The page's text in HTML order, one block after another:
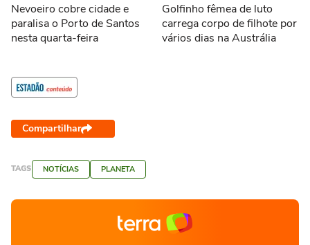
Nevoeiro cobre cidade e
paralisa o Porto de Santos
nesta quarta-feira
Golfinho fêmea de luto
carrega corpo de filhote por
vários dias na Austrália
Compartilhar
TAGS NOTÍCIAS PLANETA